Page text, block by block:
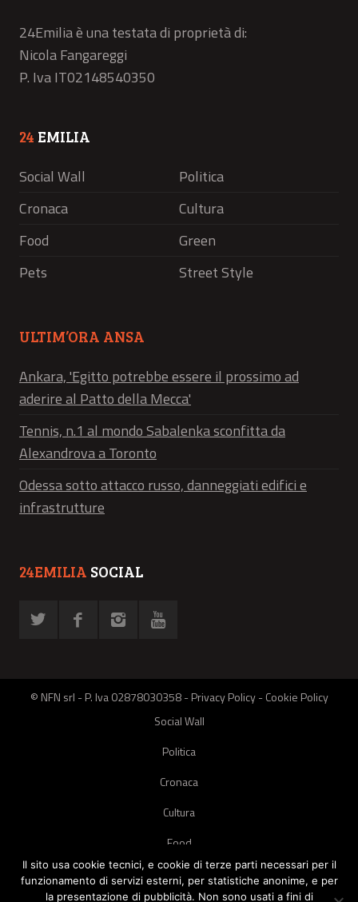
24Emilia è una testata di proprietà di:
Nicola Fangareggi
P. Iva IT02148540350
24 EMILIA
Social Wall
Politica
Cronaca
Cultura
Food
Green
Pets
Street Style
ULTIM’ORA ANSA
Ankara, 'Egitto potrebbe essere il prossimo ad
aderire al Patto della Mecca'
Tennis, n.1 al mondo Sabalenka sconfitta da
Alexandrova a Toronto
Odessa sotto attacco russo, danneggiati edifici e
infrastrutture
24EMILIA SOCIAL
© NFN srl - P. Iva 02878030358 -Privacy Policy-Cookie Policy
Social Wall
Politica
Cronaca
Cultura
Food
Green
Il sito usa cookie tecnici, e cookie di terze parti necessari per il
funzionamento di servizi esterni, per statistiche anonime, e per
la presentazione di pubblicità. Non sono usati a fini di